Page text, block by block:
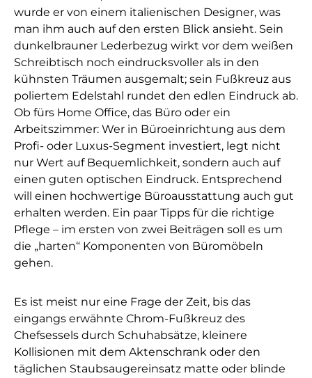
wurde er von einem italienischen Designer, was
man ihm auch auf den ersten Blick ansieht. Sein
dunkelbrauner Lederbezug wirkt vor dem weißen
Schreibtisch noch eindrucksvoller als in den
kühnsten Träumen ausgemalt; sein Fußkreuz aus
poliertem Edelstahl rundet den edlen Eindruck ab.
Ob fürs Home Office, das Büro oder ein
Arbeitszimmer: Wer in Büroeinrichtung aus dem
Profi- oder Luxus-Segment investiert, legt nicht
nur Wert auf Bequemlichkeit, sondern auch auf
einen guten optischen Eindruck. Entsprechend
will einen hochwertige Büroausstattung auch gut
erhalten werden. Ein paar Tipps für die richtige
Pflege – im ersten von zwei Beiträgen soll es um
die „harten“ Komponenten von Büromöbeln
gehen.
Es ist meist nur eine Frage der Zeit, bis das
eingangs erwähnte Chrom-Fußkreuz des
Chefsessels durch Schuhabsätze, kleinere
Kollisionen mit dem Aktenschrank oder den
täglichen Staubsaugereinsatz matte oder blinde